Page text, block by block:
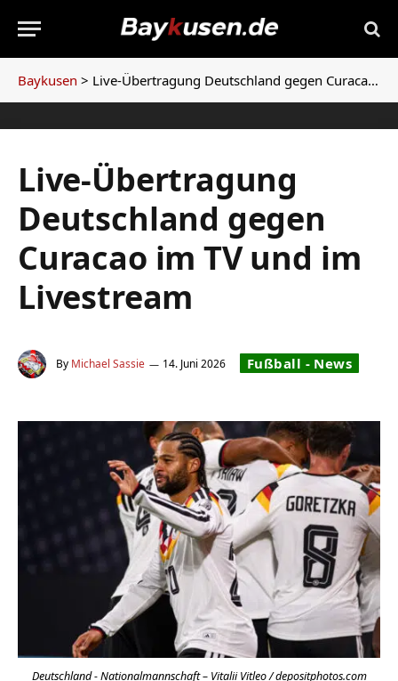
Baykusen > Live-Übertragung Deutschland gegen Curacao im TV und im Livestream
Live-Übertragung
Deutschland gegen
Curacao im TV und im
Livestream
By Michael Sassie 14. Juni 2026 Fußball - News
Deutschland - Nationalmannschaft – Vitalii Vitleo / depositphotos.com